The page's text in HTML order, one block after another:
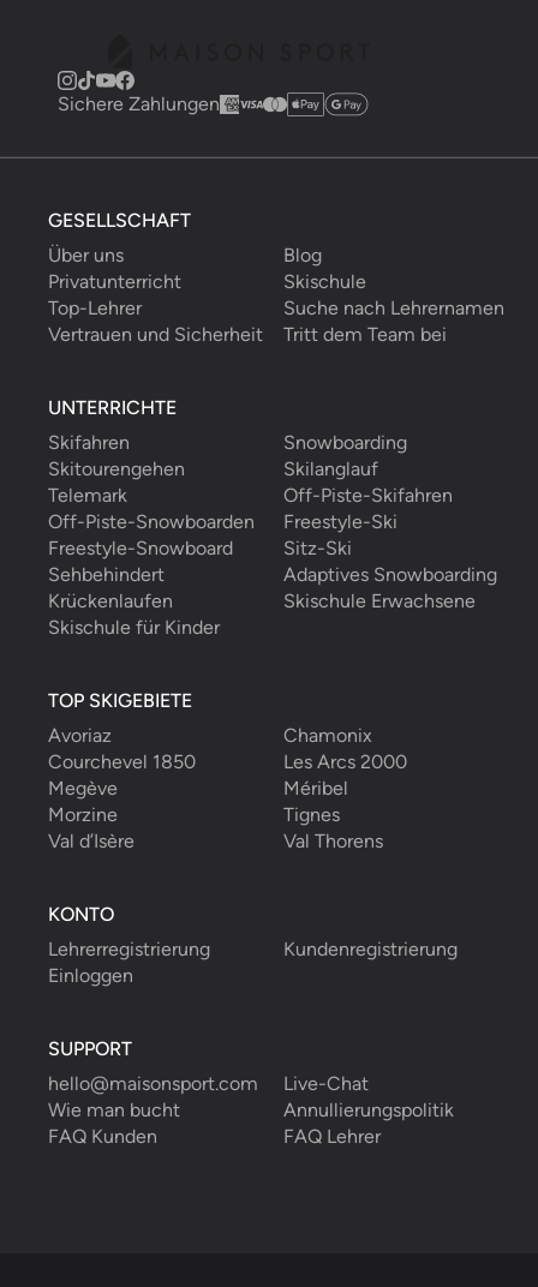
Sichere Zahlungen
GESELLSCHAFT
Über uns
Blog
Privatunterricht
Skischule
Top-Lehrer
Suche nach Lehrernamen
Vertrauen und Sicherheit
Tritt dem Team bei
UNTERRICHTE
Skifahren
Snowboarding
Skitourengehen
Skilanglauf
Telemark
Off-Piste-Skifahren
Off-Piste-Snowboarden
Freestyle-Ski
Freestyle-Snowboard
Sitz-Ski
Sehbehindert
Adaptives Snowboarding
Krückenlaufen
Skischule Erwachsene
Skischule für Kinder
TOP SKIGEBIETE
Avoriaz
Chamonix
Courchevel 1850
Les Arcs 2000
Megève
Méribel
Morzine
Tignes
Val d’Isère
Val Thorens
KONTO
Lehrerregistrierung
Kundenregistrierung
Einloggen
SUPPORT
hello@maisonsport.com
Live-Chat
Wie man bucht
Annullierungspolitik
FAQ Kunden
FAQ Lehrer